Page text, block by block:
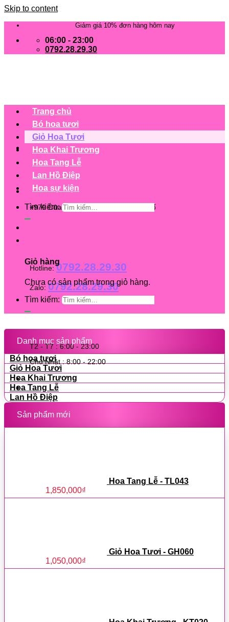
Skip to content
Giảm giá 10% đơn hàng hôm nay
06:00 - 23:00
0792.28.29.30
+979 Cửa hàng trên 63 tỉnh/ thành phố
Hotline:0792.28.29.30
Zalo: 0792.28.29.30
T2 - T7 : 6:00 - 23:00
Chủ Nhật : 8:00 - 22:00
Trang chủ
Bó hoa tươi
Giỏ Hoa Tươi
Hoa Khai Trương
Hoa Tang Lễ
Lan Hồ Điệp
Hoa sự kiện
Tìm kiếm:
Giỏ hàng
Chưa có sản phẩm trong giỏ hàng.
Tìm kiếm:
Danh mục sản phẩm
Bó hoa tươi
Giỏ Hoa Tươi
Hoa Khai Trương
Hoa Tang Lễ
Lan Hồ Điệp
Sản phẩm mới
Hoa Tang Lễ - TL043
1,850,000₫
Giỏ Hoa Tươi - GH060
1,050,000₫